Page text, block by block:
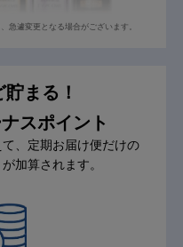
急遽変更となる場合がございます。
まる！
スポイント
、定期お届け便だけの
加算されます。